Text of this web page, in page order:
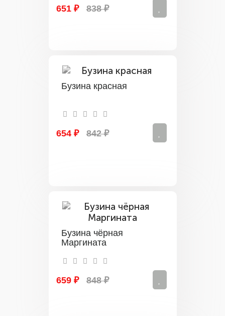
651 ₽ 838 ₽
Бузина красная
654 ₽ 842 ₽
Бузина чёрная
Маргината
659 ₽ 848 ₽